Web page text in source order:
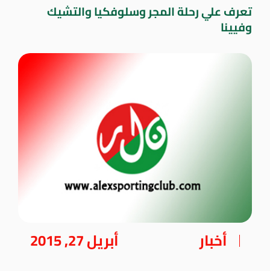
تعرف علي رحلة المجر وسلوفكيا والتشيك
وفيينا
أخبار أبريل 27, 2015